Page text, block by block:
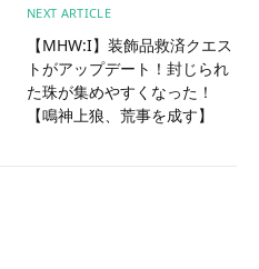
NEXT ARTICLE
【MHW:I】装飾品救済クエス
トがアップデート！封じられ
た珠が集めやすくなった！
【鳴神上狼、荒事を成す】